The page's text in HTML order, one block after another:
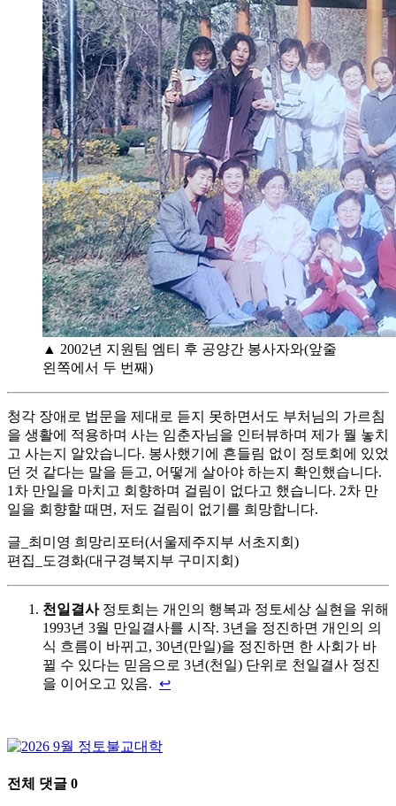
▲ 2002년 지원팀 엠티 후 공양간 봉사자와(앞줄
왼쪽에서 두 번째)
청각 장애로 법문을 제대로 듣지 못하면서도 부처님의 가르침
을 생활에 적용하며 사는 임춘자님을 인터뷰하며 제가 뭘 놓치
고 사는지 알았습니다. 봉사했기에 흔들림 없이 정토회에 있었
던 것 같다는 말을 듣고, 어떻게 살아야 하는지 확인했습니다.
1차 만일을 마치고 회향하며 걸림이 없다고 했습니다. 2차 만
일을 회향할 때면, 저도 걸림이 없기를 희망합니다.
글_최미영 희망리포터(서울제주지부 서초지회)
편집_도경화(대구경북지부 구미지회)
천일결사정토회는 개인의 행복과 정토세상 실현을 위해
1993년 3월 만일결사를 시작. 3년을 정진하면 개인의 의
식 흐름이 바뀌고, 30년(만일)을 정진하면 한 사회가 바
뀔 수 있다는 믿음으로 3년(천일) 단위로 천일결사 정진
을 이어오고 있음. ↩
전체 댓글 0